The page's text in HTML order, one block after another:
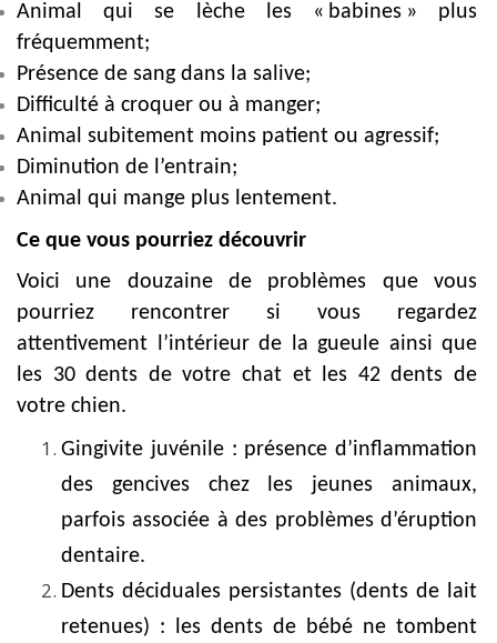
Animal qui se lèche les « babines » plus
fréquemment;
Présence de sang dans la salive;
Difficulté à croquer ou à manger;
Animal subitement moins patient ou agressif;
Diminution de l’entrain;
Animal qui mange plus lentement.
Ce que vous pourriez découvrir
Voici une douzaine de problèmes que vous
pourriez rencontrer si vous regardez
attentivement l’intérieur de la gueule ainsi que
les 30 dents de votre chat et les 42 dents de
votre chien.
Gingivite juvénile : présence d’inflammation
des gencives chez les jeunes animaux,
parfois associée à des problèmes d’éruption
dentaire.
Dents déciduales persistantes (dents de lait
retenues) : les dents de bébé ne tombent